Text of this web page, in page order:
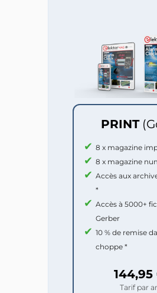
PRINT
8 x magazine
8 x magazine
Accès aux
*
Accès à 5000+
Gerber
10 % de remise
choppe *
Tarif par